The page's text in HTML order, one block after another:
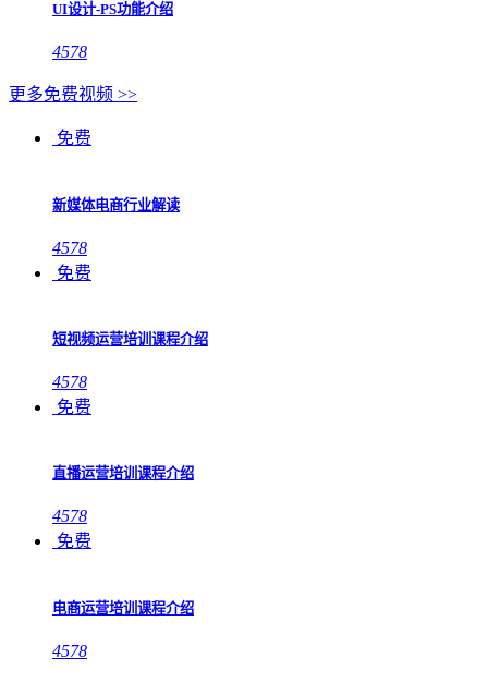
UI设计-PS功能介绍
4578
更多免费视频 >>
免费
新媒体电商行业解读
4578
免费
短视频运营培训课程介绍
4578
免费
直播运营培训课程介绍
4578
免费
电商运营培训课程介绍
4578